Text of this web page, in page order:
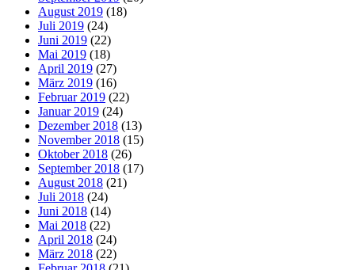
August 2019 (18)
Juli 2019 (24)
Juni 2019 (22)
Mai 2019 (18)
April 2019 (27)
März 2019 (16)
Februar 2019 (22)
Januar 2019 (24)
Dezember 2018 (13)
November 2018 (15)
Oktober 2018 (26)
September 2018 (17)
August 2018 (21)
Juli 2018 (24)
Juni 2018 (14)
Mai 2018 (22)
April 2018 (24)
März 2018 (22)